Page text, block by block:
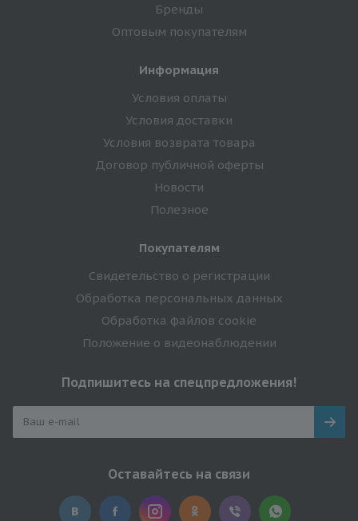
Бренды
Оптовым покупателям
Информация
Условия оплаты
Условия доставки
Условия возврата товара
Договор публичной оферты
Новости
Полезное
Покупателям
Свидетельство о регистрации
Обработка персональных данных
Обработка файлов cookie
Положение о видеонаблюдении
Подпишитесь на спецпредложения!
Оставайтесь на связи